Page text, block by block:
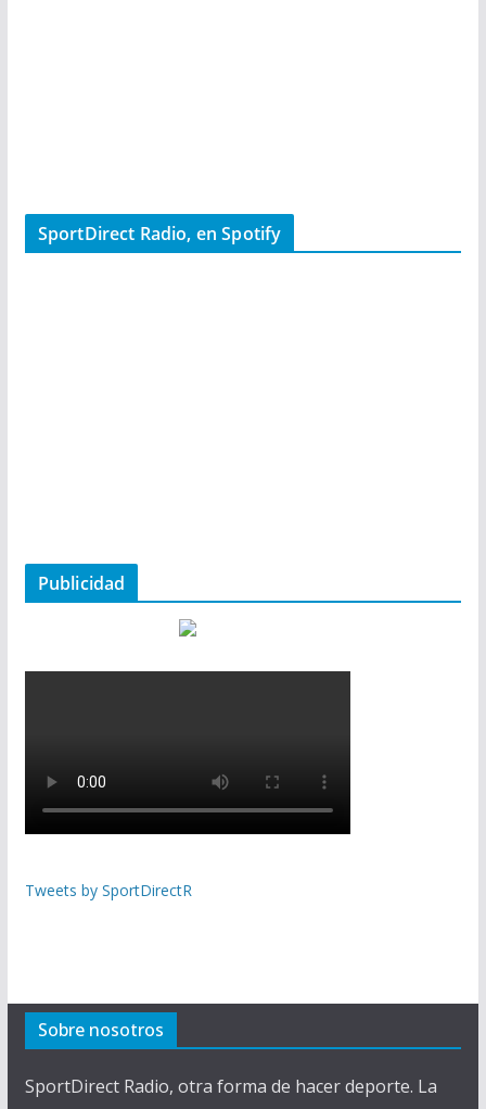
SportDirect Radio, en Spotify
Publicidad
Tweets by SportDirectR
Sobre nosotros
SportDirect Radio, otra forma de hacer deporte. La